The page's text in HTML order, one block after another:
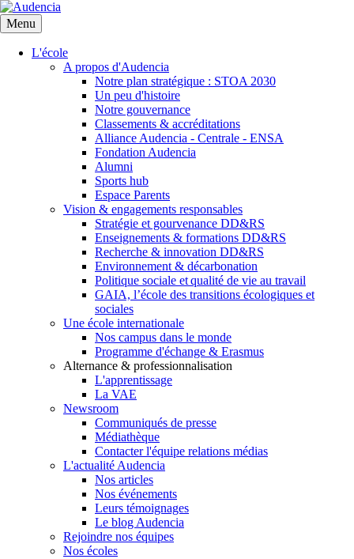
Aller
au
contenu
principal
Menu
L'école
A propos d'Audencia
Notre plan stratégique : STOA 2030
Un peu d'histoire
Notre gouvernance
Classements & accréditations
Alliance Audencia - Centrale - ENSA
Fondation Audencia
Alumni
Sports hub
Espace Parents
Vision & engagements responsables
Stratégie et gourvenance DD&RS
Enseignements & formations DD&RS
Recherche & innovation DD&RS
Environnement & décarbonation
Politique sociale et qualité de vie au travail
GAIA, l’école des transitions écologiques et
sociales
Une école internationale
Nos campus dans le monde
Programme d'échange & Erasmus
Alternance & professionnalisation
L'apprentissage
La VAE
Newsroom
Communiqués de presse
Médiathèque
Contacter l'équipe relations médias
L'actualité Audencia
Nos articles
Nos événements
Leurs témoignages
Le blog Audencia
Rejoindre nos équipes
Nos écoles